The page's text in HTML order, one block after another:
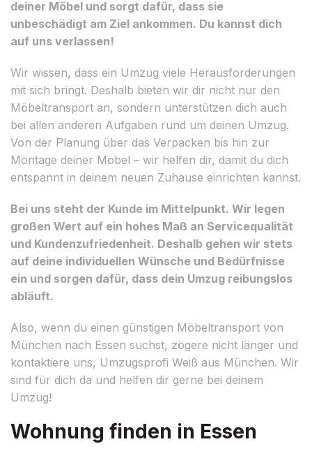
deiner Möbel und sorgt dafür, dass sie
unbeschädigt am Ziel ankommen. Du kannst dich
auf uns verlassen!
Wir wissen, dass ein Umzug viele Herausforderungen
mit sich bringt. Deshalb bieten wir dir nicht nur den
Möbeltransport an, sondern unterstützen dich auch
bei allen anderen Aufgaben rund um deinen Umzug.
Von der Planung über das Verpacken bis hin zur
Montage deiner Möbel – wir helfen dir, damit du dich
entspannt in deinem neuen Zuhause einrichten kannst.
Bei uns steht der Kunde im Mittelpunkt. Wir legen
großen Wert auf ein hohes Maß an Servicequalität
und Kundenzufriedenheit. Deshalb gehen wir stets
auf deine individuellen Wünsche und Bedürfnisse
ein und sorgen dafür, dass dein Umzug reibungslos
abläuft.
Also, wenn du einen günstigen Möbeltransport von
München nach Essen suchst, zögere nicht länger und
kontaktiere uns, Umzugsprofi Weiß aus München. Wir
sind für dich da und helfen dir gerne bei deinem
Umzug!
Wohnung finden in Essen